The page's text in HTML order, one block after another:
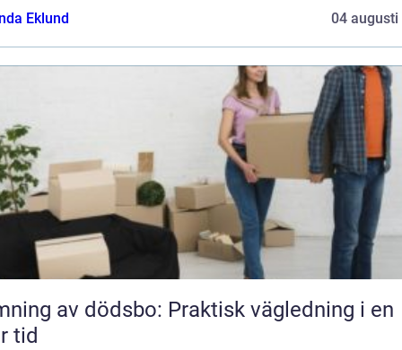
Eklund
04 augusti
av dödsbo: Praktisk vägledning i en
tid